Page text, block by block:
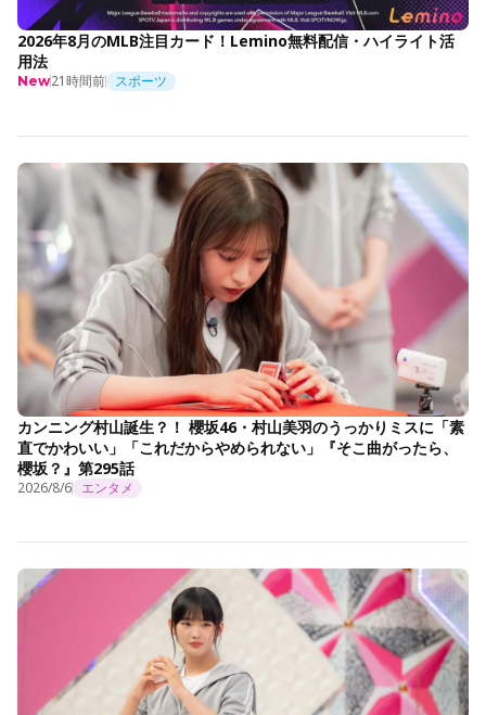
2026年8月のMLB注目カード！Lemino無料配信・ハイライト活
用法
New21時間前 スポーツ
カンニング村山誕生？！ 櫻坂46・村山美羽のうっかりミスに「素
直でかわいい」「これだからやめられない」『そこ曲がったら、
櫻坂？』第295話
2026/8/6 エンタメ